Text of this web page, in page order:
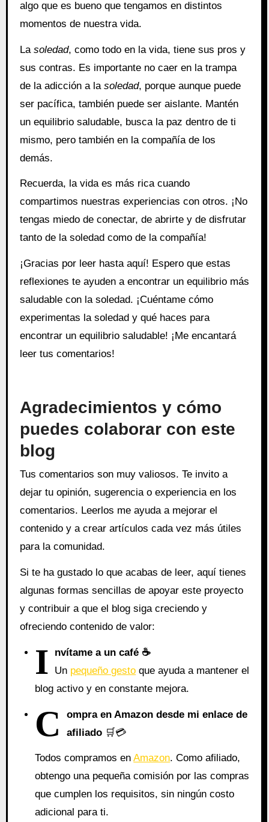
algo que es bueno que tengamos en distintos
momentos de nuestra vida.
La soledad, como todo en la vida, tiene sus pros y
sus contras. Es importante no caer en la trampa
de la adicción a la soledad, porque aunque puede
ser pacífica, también puede ser aislante. Mantén
un equilibrio saludable, busca la paz dentro de ti
mismo, pero también en la compañía de los
demás.
Recuerda, la vida es más rica cuando
compartimos nuestras experiencias con otros. ¡No
tengas miedo de conectar, de abrirte y de disfrutar
tanto de la soledad como de la compañía!
¡Gracias por leer hasta aquí! Espero que estas
reflexiones te ayuden a encontrar un equilibrio más
saludable con la soledad. ¡Cuéntame cómo
experimentas la soledad y qué haces para
encontrar un equilibrio saludable! ¡Me encantará
leer tus comentarios!
Agradecimientos y cómo
puedes colaborar con este
blog
Tus comentarios son muy valiosos. Te invito a
dejar tu opinión, sugerencia o experiencia en los
comentarios. Leerlos me ayuda a mejorar el
contenido y a crear artículos cada vez más útiles
para la comunidad.
Si te ha gustado lo que acabas de leer, aquí tienes
algunas formas sencillas de apoyar este proyecto
y contribuir a que el blog siga creciendo y
ofreciendo contenido de valor:
I
nvítame a un café ☕
Un pequeño gesto que ayuda a mantener el
blog activo y en constante mejora.
C
ompra en Amazon desde mi enlace de
afiliado 🛒💳
Todos compramos enAmazon. Como afiliado,
obtengo una pequeña comisión por las compras
que cumplen los requisitos, sin ningún costo
adicional para ti.